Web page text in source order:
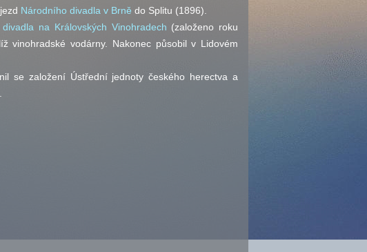
Národního divadla v Brně do Splitu (1896).
divadla na Královských Vinohradech (založeno roku
vinohradské vodárny. Nakonec působil v Lidovém
se založení Ústřední jednoty českého herectva a